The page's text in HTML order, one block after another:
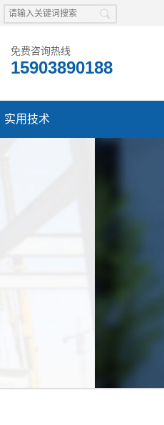
免费咨询热线
15903890188
实用技术